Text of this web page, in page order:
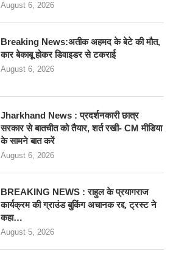
August 6, 2026
Breaking News:अतीक अहमद के बेटे की मौत,
कार बेकाबू होकर डिवाइडर से टकराई
August 6, 2026
Jharkhand News : प्रदर्शनकारी छात्र
सरकार से बातचीत को तैयार, शर्त रखी- CM मीडिया
के सामने बात करें
August 6, 2026
BREAKING NEWS : राहुल के प्रयागराज
कार्यक्रम की ग्राउंड बुकिंग अचानक रद्द, ट्रस्ट ने
कहा…
August 5, 2026